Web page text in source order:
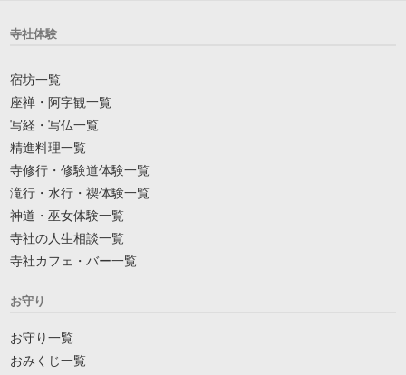
寺社体験
宿坊一覧
座禅・阿字観一覧
写経・写仏一覧
精進料理一覧
寺修行・修験道体験一覧
滝行・水行・禊体験一覧
神道・巫女体験一覧
寺社の人生相談一覧
寺社カフェ・バー一覧
お守り
お守り一覧
おみくじ一覧